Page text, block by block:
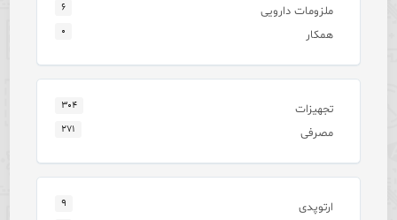
ملزومات دارویی ۶
همکار ۰
تجهیزات ۳۰۴
مصرفی ۲۷۱
ارتوپدی ۹